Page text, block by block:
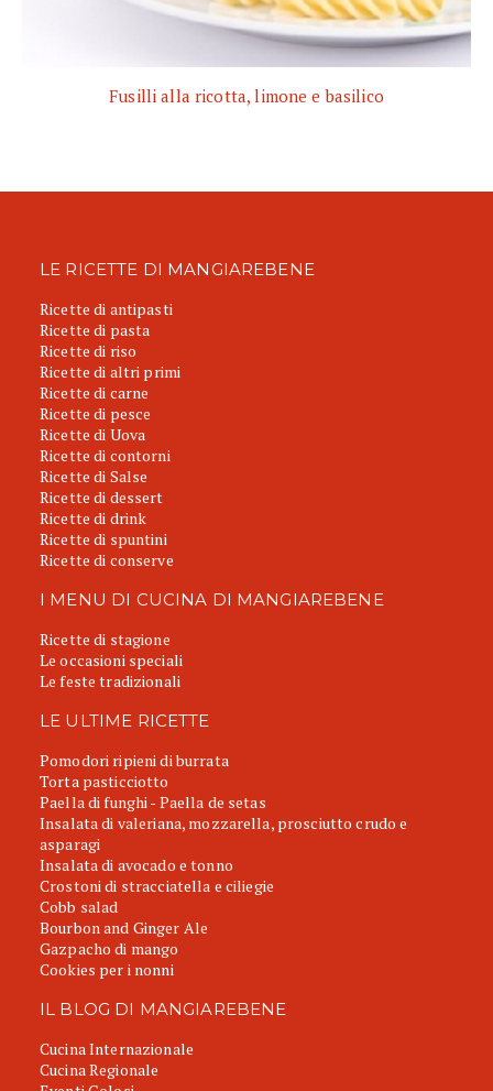
Fusilli alla ricotta, limone e basilico
LE RICETTE DI MANGIAREBENE
Ricette di antipasti
Ricette di pasta
Ricette di riso
Ricette di altri primi
Ricette di carne
Ricette di pesce
Ricette di Uova
Ricette di contorni
Ricette di Salse
Ricette di dessert
Ricette di drink
Ricette di spuntini
Ricette di conserve
I MENU DI CUCINA DI MANGIAREBENE
Ricette di stagione
Le occasioni speciali
Le feste tradizionali
LE ULTIME RICETTE
Pomodori ripieni di burrata
Torta pasticciotto
Paella di funghi - Paella de setas
Insalata di valeriana, mozzarella, prosciutto crudo e
asparagi
Insalata di avocado e tonno
Crostoni di stracciatella e ciliegie
Cobb salad
Bourbon and Ginger Ale
Gazpacho di mango
Cookies per i nonni
IL BLOG DI MANGIAREBENE
Cucina Internazionale
Cucina Regionale